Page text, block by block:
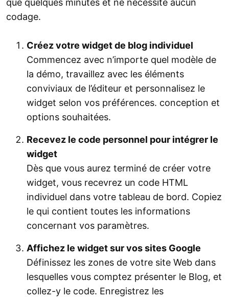
que quelques minutes et ne nécessite aucun
codage.
Créez votre widget de blog individuel
Commencez avec n’importe quel modèle de
la démo, travaillez avec les éléments
conviviaux de l’éditeur et personnalisez le
widget selon vos préférences. conception et
options souhaitées.
Recevez le code personnel pour intégrer le
widget
Dès que vous aurez terminé de créer votre
widget, vous recevrez un code HTML
individuel dans votre tableau de bord. Copiez
le qui contient toutes les informations
concernant vos paramètres.
Affichez le widget sur vos sites Google
Définissez les zones de votre site Web dans
lesquelles vous comptez présenter le Blog, et
collez-y le code. Enregistrez les